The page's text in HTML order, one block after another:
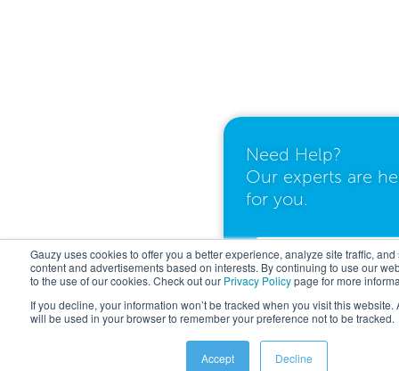
Gauzy uses cookies to offer you a better experience, analyze site traffic,
content and advertisements based on interests. By continuing to use our
to the use of our cookies. Check out our Privacy Policypage for more
If you decline, your information won’t be tracked when you visit this website.
will be used in your browser to remember your preference not to be tracked.
Accept Decline
Need Help?
Our experts are
for you.
I need a quote
I have questions